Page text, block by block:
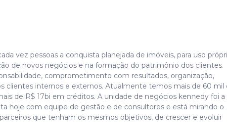
vez pessoas a conquista planejada de imóveis, para uso
de novos negócios e na formação do patrimônio dos clientes.
comprometimento com resultados, organização,
clientes internos e externos. Atualmente temos mais de 60 mil
de R$ 17bi em créditos. A unidade de negócios kennedy foi a
hoje com equipe de gestão e de consultores e está mirando o
que tenham os mesmos objetivos, de crescer e evoluir